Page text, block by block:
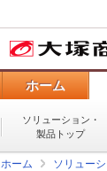
ホーム
ソリューション・
製品トップ
ホーム ソリュー